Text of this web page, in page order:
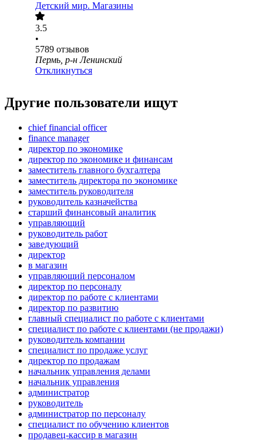
Детский мир. Магазины
3.5
•
5789 отзывов
Пермь, р-н Ленинский
Откликнуться
Другие пользователи ищут
chief financial officer
finance manager
директор по экономике
директор по экономике и финансам
заместитель главного бухгалтера
заместитель директора по экономике
заместитель руководителя
руководитель казначейства
старший финансовый аналитик
управляющий
руководитель работ
заведующий
директор
в магазин
управляющий персоналом
директор по персоналу
директор по работе с клиентами
директор по развитию
главный специалист по работе с клиентами
специалист по работе с клиентами (не продажи)
руководитель компании
специалист по продаже услуг
директор по продажам
начальник управления делами
начальник управления
администратор
руководитель
администратор по персоналу
специалист по обучению клиентов
продавец-кассир в магазин